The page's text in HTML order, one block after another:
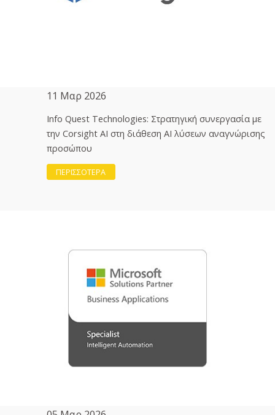
11 Μαρ 2026
Info Quest Technologies: Στρατηγική συνεργασία με
την Corsight AI στη διάθεση ΑΙ λύσεων αναγνώρισης
προσώπου
ΠΕΡΙΣΣΟΤΕΡΑ